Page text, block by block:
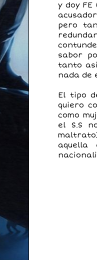
y doy FE
pero
sabor
tanto asi
nada de
El tipo
quiero
como
el S.S
aquella